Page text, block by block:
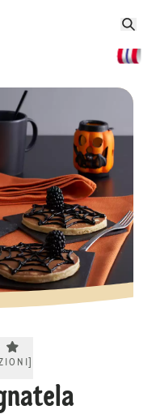
rating 5.0. Click to rate.